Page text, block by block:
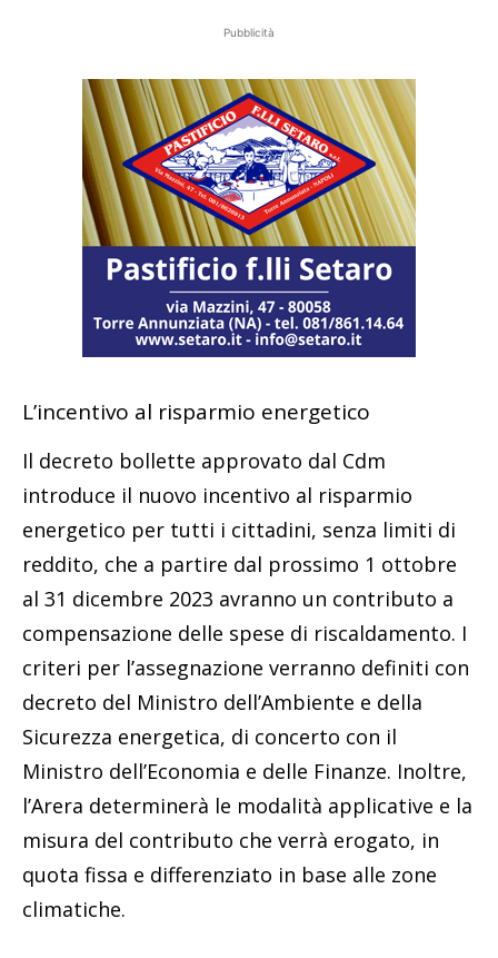
Pubblicità
L’incentivo al risparmio energetico
Il decreto bollette approvato dal Cdm
introduce il nuovo incentivo al risparmio
energetico per tutti i cittadini, senza limiti di
reddito, che a partire dal prossimo 1 ottobre
al 31 dicembre 2023 avranno un contributo a
compensazione delle spese di riscaldamento. I
criteri per l’assegnazione verranno definiti con
decreto del Ministro dell’Ambiente e della
Sicurezza energetica, di concerto con il
Ministro dell’Economia e delle Finanze. Inoltre,
l’Arera determinerà le modalità applicative e la
misura del contributo che verrà erogato, in
quota fissa e differenziato in base alle zone
climatiche.